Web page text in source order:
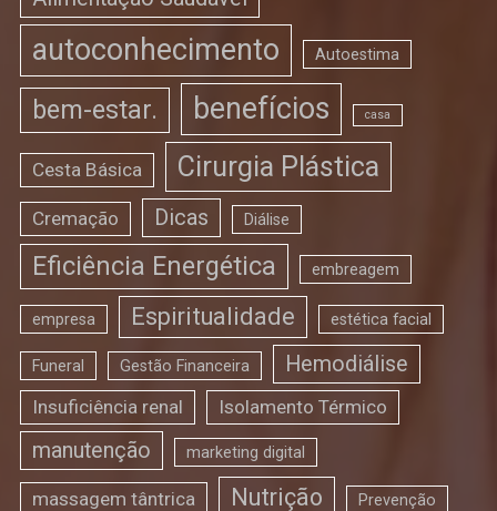
autoconhecimento Autoestima
bem-estar. benefícios casa
Cesta Básica Cirurgia Plástica
Cremação Dicas Diálise
Eficiência Energética embreagem
empresa Espiritualidade estética facial
Funeral Gestão Financeira Hemodiálise
Insuficiência renal Isolamento Térmico
manutenção marketing digital
massagem tântrica Nutrição Prevenção